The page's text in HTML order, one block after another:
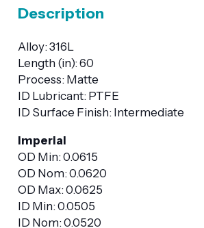
Description
Alloy: 316L
Length (in): 60
Process: Matte
ID Lubricant: PTFE
ID Surface Finish: Intermediate
Imperial
OD Min: 0.0615
OD Nom: 0.0620
OD Max: 0.0625
ID Min: 0.0505
ID Nom: 0.0520